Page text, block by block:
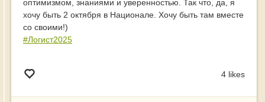
оптимизмом, знаниями и уверенностью. Так что, да, я
хочу быть 2 октября в Национале. Хочу быть там вместе
со своими!)
#Логист2025
4 likes